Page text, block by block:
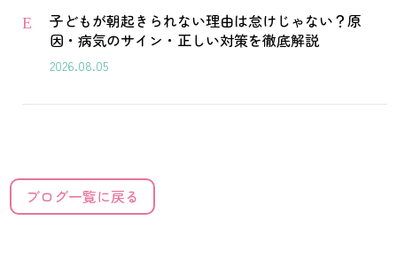
E
子どもが朝起きられない理由は怠けじゃない？原
因・病気のサイン・正しい対策を徹底解説
2026.08.05
ブログ一覧に戻る